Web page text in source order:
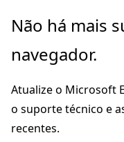
Pular
o
principal
Não há mais
navegador.
Atualize o Microsoft
o suporte técnico e
recentes.